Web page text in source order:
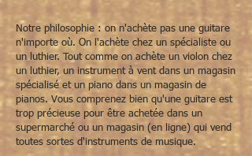
Kop/hals
Mahonie, low
oval
Toets Ebben
Topkam Been
Kambeen
Gecompenseerd
been
Notre philosophie : on n'achète pas une guitare
n'importe où. On l'achète chez un spécialiste ou
un luthier. Tout comme on achète un violon chez
un luthier, un instrument à vent dans un magasin
spécialisé et un piano dans un magasin de
pianos. Vous comprenez bien qu'une guitare est
trop précieuse pour être achetée dans un
supermarché ou un magasin (en ligne) qui vend
toutes sortes d'instruments de musique.